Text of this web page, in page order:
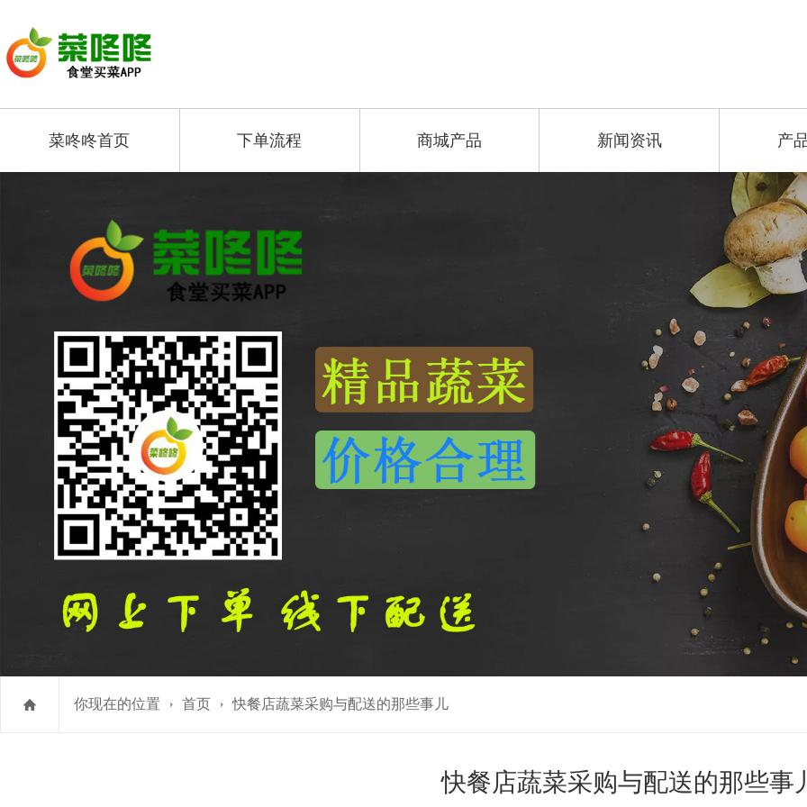
菜咚咚首页 下单流程 商城产品 新闻资讯 产
你现在的位置 首页 快餐店蔬菜采购与配送的那些事儿
快餐店蔬菜采购与配送的那些事